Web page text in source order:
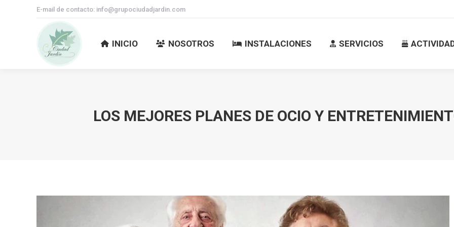
E-mail de contacto: info@grupociudadjardin.com
INICIO NOSOTROS INSTALACIONES SERVICIOS
LOS MEJORES PLANES DE OCIO Y